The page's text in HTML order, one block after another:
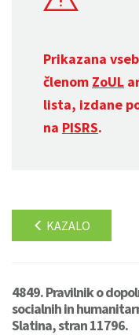
Prikazana
členom ZoUL
lista, izdane
na PISRS.
KAZALO
4849. Pravilnik o
socialnih in
Slatina, stran 11796.